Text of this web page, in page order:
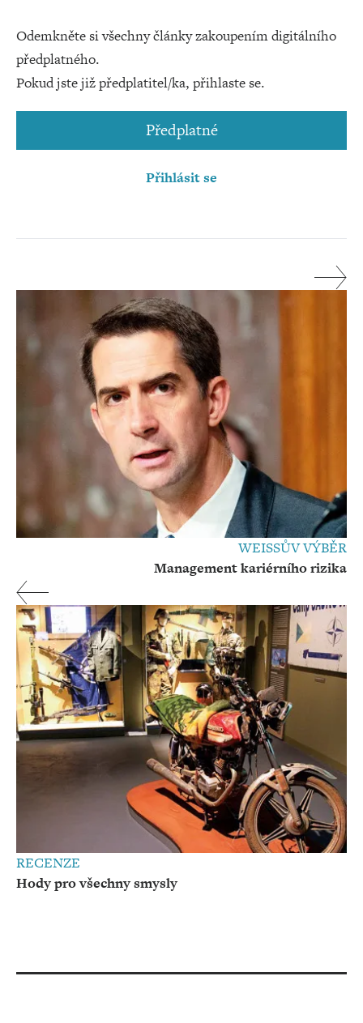
Odemkněte si všechny články zakoupením digitálního
předplatného.
Pokud jste již předplatitel/ka, přihlaste se.
Předplatné
Přihlásit se
WEISSŮV VÝBĚR
Management kariérního rizika
RECENZE
Hody pro všechny smysly